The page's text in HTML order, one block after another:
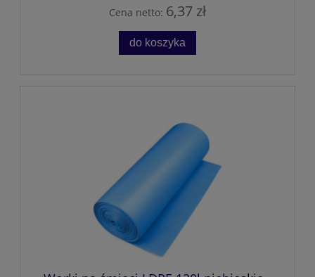
Cena netto: 6,37 zł
do koszyka